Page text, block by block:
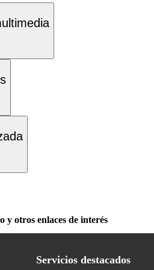
y otros enlaces de interés
Servicios destacados